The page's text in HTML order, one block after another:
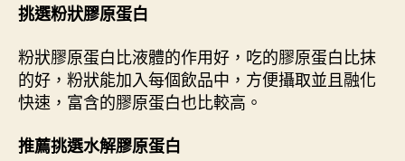
挑選粉狀膠原蛋白
粉狀膠原蛋白比液體的作用好，吃的膠原蛋白比抹
的好，粉狀能加入每個飲品中，方便攝取並且融化
快速，富含的膠原蛋白也比較高。
推薦挑選水解膠原蛋白